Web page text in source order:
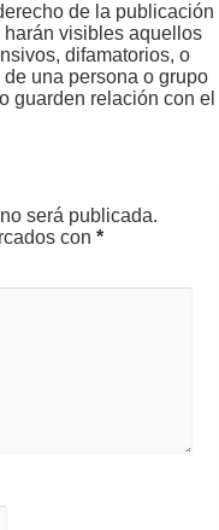
de la publicación
visibles aquellos
difamatorios, o
una persona o grupo
guarden relación con el
será publicada.
con*